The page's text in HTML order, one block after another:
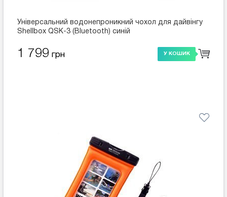
Універсальний водонепроникний чохол для дайвінгу
Shellbox QSK-3 (Bluetooth) синій
1 799 грн У КОШИК